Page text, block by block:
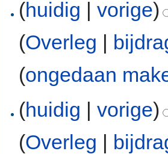
(huidig |vorige)
(Overleg |
(ongedaan
(huidig |vorige)
(Overleg |